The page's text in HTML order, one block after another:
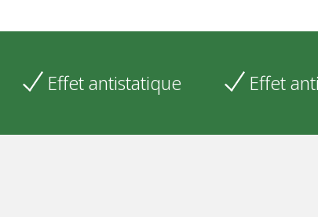
Effet antistatique Effet